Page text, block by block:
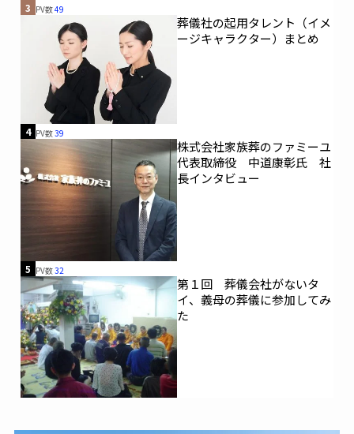
3 PV数49
葬儀社の起用タレント（イメ
ージキャラクター）まとめ
4 PV数39
株式会社家族葬のファミーユ
代表取締役 中道康彰氏 社
長インタビュー
5 PV数32
第１回 葬儀会社がないタ
イ、義母の葬儀に参加してみ
た